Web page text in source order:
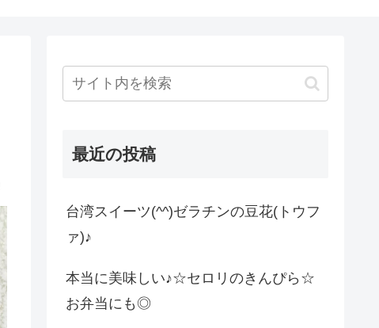
最近の投稿
台湾スイーツ(^^)ゼラチンの豆花(トウフ
ァ)♪
本当に美味しい♪☆セロリのきんぴら☆
お弁当にも◎